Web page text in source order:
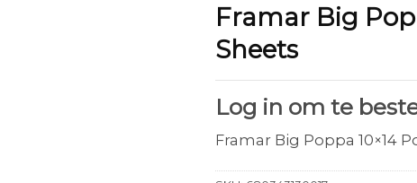
Framar Big
Sheets
Log in om te
Framar Big Poppa 10×14